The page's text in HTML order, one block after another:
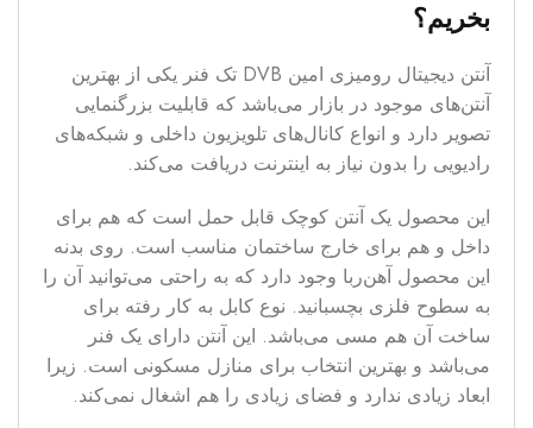
بخریم؟
آنتن دیجیتال رومیزی امین DVB تک فنر یکی از بهترین
آنتن‌های موجود در بازار می‌باشد که قابلیت بزرگنمایی
تصویر دارد و انواع کانال‌های تلویزیون داخلی و شبکه‌های
رادیویی را بدون نیاز به اینترنت دریافت می‌کند.
این محصول یک آنتن کوچک قابل حمل است که هم برای
داخل و هم برای خارج ساختمان مناسب است. روی بدنه
این محصول آهن‌ربا وجود دارد که به راحتی می‌توانید آن را
به سطوح فلزی بچسبانید. نوع کابل به کار رفته برای
ساخت آن هم مسی می‌باشد. این آنتن دارای یک فنر
می‌باشد و بهترین انتخاب برای منازل مسکونی است. زیرا
ابعاد زیادی ندارد و فضای زیادی را هم اشغال نمی‌کند.